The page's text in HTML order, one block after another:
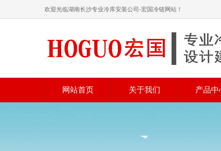
欢迎光临湖南长沙专业冷库安装公司-宏国冷链网站！
网站首页 关于我们 产品中